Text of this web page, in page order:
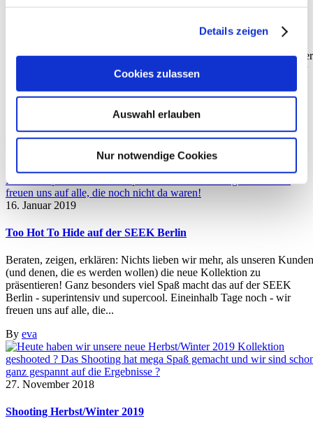
Details zeigen
Cookies zulassen
Auswahl erlauben
Nur notwendige Cookies
Jede Menge Too Hot To Hide in der aktuellen TextilWirtschaft:
Chefin verrät die wichtigsten Legwear-Trends für Herbst und Winter
2019 - von Animal bis zu colourblockigen Kniestrümpfen. Inklusive
exklusivem Sneak-Peak auf AW 19/20: unsere tierisch heiße
By eva
16. Januar 2019
Too Hot To Hide auf der SEEK Berlin
Beraten, zeigen, erklären: Nichts lieben wir mehr, als unseren Kunden
(und denen, die es werden wollen) die neue Kollektion zu
präsentieren! Ganz besonders viel Spaß macht das auf der SEEK
Berlin - superintensiv und supercool. Eineinhalb Tage noch - wir
freuen uns auf alle, die...
By eva
27. November 2018
Shooting Herbst/Winter 2019